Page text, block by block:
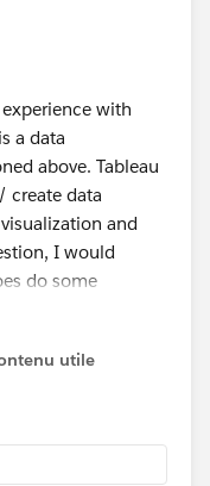
with
a data
above. Tableau
create data
and
I would
do some
an ETL tool when
necessarily
utile